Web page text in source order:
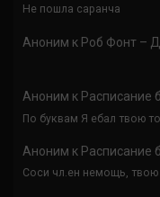
Не пошла саранча
Аноним к Роб Фонт –
Аноним к Расписание
По буквам Я ебал твою
Аноним к Расписание
Соси чл.ен немощь,